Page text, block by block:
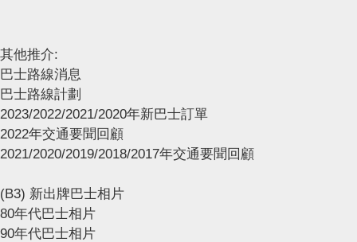
其他推介:
巴士路線消息
巴士路線計劃
2023/2022/2021/2020年新巴士訂單
2022年交通要聞回顧
2021/2020/2019/2018/2017年交通要聞回顧
(B3) 新出牌巴士相片
80年代巴士相片
90年代巴士相片